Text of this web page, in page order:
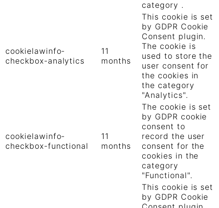
category .
cookielawinfo-
checkbox-analytics
11
months
This cookie is set
by GDPR Cookie
Consent plugin.
The cookie is
used to store the
user consent for
the cookies in
the category
"Analytics".
cookielawinfo-
checkbox-functional
11
months
The cookie is set
by GDPR cookie
consent to
record the user
consent for the
cookies in the
category
"Functional".
This cookie is set
by GDPR Cookie